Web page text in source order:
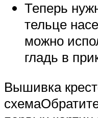
Теперь
тельце
можно
гладь в
Вышивка